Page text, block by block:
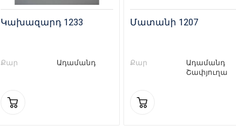
Կախազարդ 1233
Քար Ադամանդ
Մատանի 1207
Քար
Ադամանդ
Շափյուղա